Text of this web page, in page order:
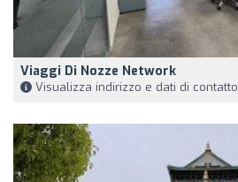
Viaggi Di Nozze Network
Visualizza indirizzo e dati di contatto